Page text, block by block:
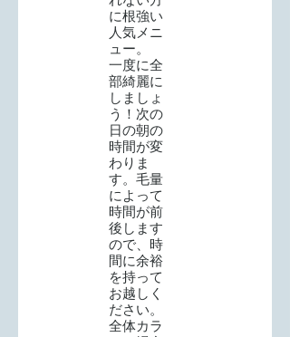
に根強い
人気メニ
ュー。
一度に全
部綺麗に
しましょ
う！次の
日の朝の
時間が変
わりま
す。毛量
によって
時間が前
後します
ので、時
間に余裕
を持って
お越しく
ださい。
全体カラ